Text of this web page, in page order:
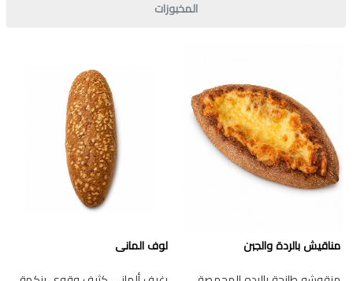
المخبوزات
مناقيش بالردة والجبن لوف المانى